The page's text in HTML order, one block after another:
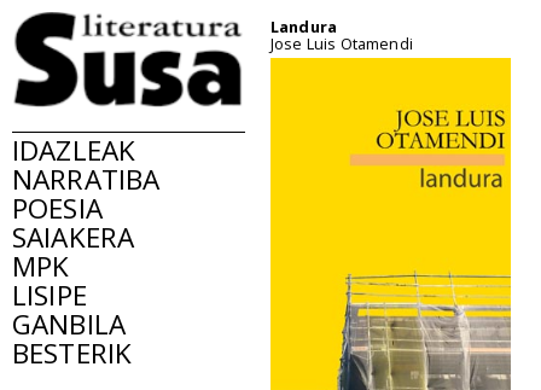
IDAZLEAK
NARRATIBA
POESIA
SAIAKERA
MPK
LISIPE
GANBILA
BESTERIK
Landura
Jose Luis Otamendi